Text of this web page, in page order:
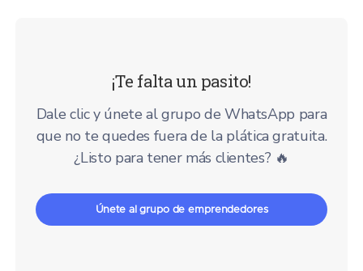
¡Te falta un pasito!
Dale clic y únete al grupo de WhatsApp para
que no te quedes fuera de la plática gratuita.
¿Listo para tener más clientes? 🔥
Únete al grupo de emprendedores